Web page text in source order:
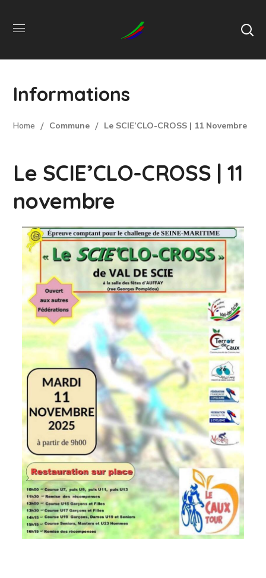
Informations
Home Commune Le SCIE’CLO-CROSS | 11 Novembre
Le SCIE’CLO-CROSS | 11
novembre